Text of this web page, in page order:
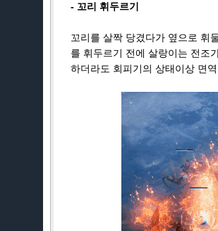
- 꼬리 휘두르기
꼬리를 살짝 당겼다가 옆으로 휘
를 휘두르기 전에 살랑이는 전조
하더라도 회피기의 상태이상 면